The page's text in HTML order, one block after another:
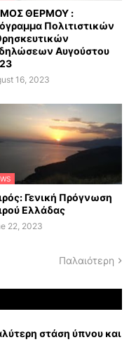
ΘΕΡΜΟΥ :
Πολιτιστικών
Αυγούστου
16, 2023
Γενική Πρόγνωση
Ελλάδας
22, 2023
Παλαιότερη
στάση ύπνου και